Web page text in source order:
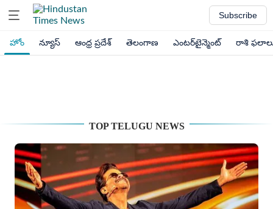
Subscribe
హోం న్యూస్ ఆంధ్ర ప్రదేశ్ తెలంగాణ ఎంటర్‌టైన్మెంట్ రాశి
TOP TELUGU NEWS